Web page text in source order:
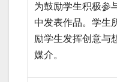
为鼓励学生积极参
中发表作品。学生
励学生发挥创意与
媒介。